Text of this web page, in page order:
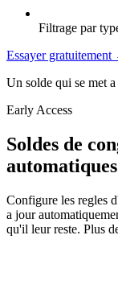
Filtrage par
Essayer gratuitement
Un solde qui se met
Early Access
Soldes de
automatiques
Configure les regles
a jour
qu'il leur reste. Plus